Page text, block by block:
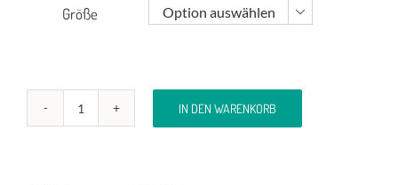
Größe 
Mützenschal
IN DEN WARENKORB